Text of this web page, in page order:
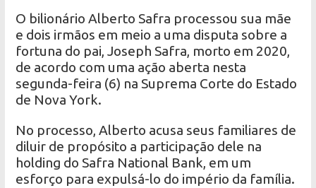
O bilionário Alberto Safra processou sua mãe
e dois irmãos em meio a uma disputa sobre a
fortuna do pai, Joseph Safra, morto em 2020,
de acordo com uma ação aberta nesta
segunda-feira (6) na Suprema Corte do Estado
de Nova York.
No processo, Alberto acusa seus familiares de
diluir de propósito a participação dele na
holding do Safra National Bank, em um
esforço para expulsá-lo do império da família.